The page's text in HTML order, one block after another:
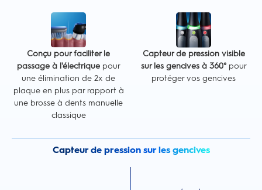
Conçu pour faciliter le
passage à l'électriquepour
une élimination de 2x de
plaque en plus par rapport à
une brosse à dents manuelle
classique
Capteur de pression visible
sur les gencives à 360°pour
protéger vos gencives
Capteur de pression sur les gencives